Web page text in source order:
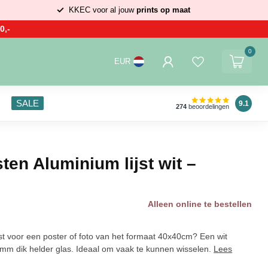
KKEC voor al jouw prints op maat
EUR
0
SALE 274 beoordelingen 9.1
Aluminium lijst wit –
Alleen online te bestellen
voor een poster of foto van het formaat 40x40cm? Een wit
dik helder glas. Ideaal om vaak te kunnen wisselen. Lees